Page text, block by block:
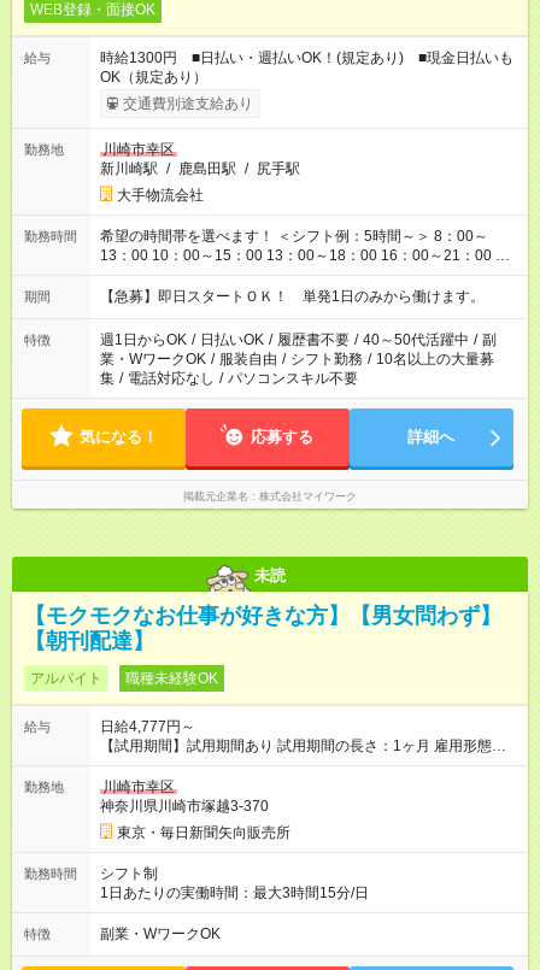
WEB登録・面接OK
給与
時給1300円 ■日払い・週払いOK！(規定あり) ■現金日払いも
OK（規定あり）
交通費別途支給あり
勤務地
川崎市幸区
新川崎駅 / 鹿島田駅 / 尻手駅
大手物流会社
勤務時間
希望の時間帯を選べます！ ＜シフト例：5時間～＞ 8：00～
13：00 10：00～15：00 13：00～18：00 16：00～21：00 ＜
シフト例：8時間～＞ ・10：00～19：00 ・13：00～22：00 ・
22：00～翌6：00 など！是非ご希望をお聞かせください！
期間 【急募】即日スタートＯＫ！ 単発1日のみから働けます。
特徴 週1日からOK / 日払いOK / 履歴書不要 / 40～50代活躍中 / 副
業・WワークOK / 服装自由 / シフト勤務 / 10名以上の大量募
集 / 電話対応なし / パソコンスキル不要
気になる！ 応募する 詳細へ
掲載元企業名 株式会社マイワーク
未読
【モクモクなお仕事が好きな方】【男女問わず】
【朝刊配達】
アルバイト 職種未経験OK
給与
日給4,777円～
【試用期間】試用期間あり 試用期間の長さ：1ヶ月 雇用形態、
給与は本採用時と同じです。
勤務地
川崎市幸区
神奈川県川崎市塚越3-370
東京・毎日新聞矢向販売所
勤務時間
シフト制
1日あたりの実働時間：最大3時間15分/日
特徴 副業・WワークOK